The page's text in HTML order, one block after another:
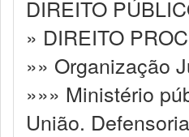
DIREITO
» DIREITO
»» Organização
»»» Ministério
União.